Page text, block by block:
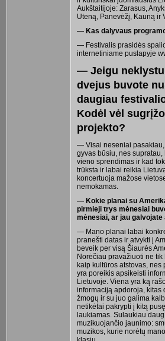
Aukštaitijoje: Zarasus,
Uteną, Panevėžį, Kauną ir
— Kas dalyvaus
— Festivalis prasidės
internetiniame puslapyje
— Jeigu
dvejus buvote
daugiau
Kodėl vėl
projekto?
— Visai neseniai pasakiau,
gyvas būsiu, nes
vieno sprendimas ir kad
trūksta ir labai reikia
koncertuoja mažose
nemokamas.
— Kokie planai su
pirmieji trys mėnesiai
mėnesiai, ar jau
— Mano planai labai
pranešti datas ir atvykti į
beveik per visą Šiaurės
Norėčiau pravažiuoti ne
kaip kultūros atstovas,
yra poreikis apsikeisti
Lietuvoje. Viena yra ką
informaciją apdoroja, kitas
žmogų ir su juo galima
netikėtai pakrypti į kitą
laukiamas. Sulaukiau
muzikuojančio jaunimo:
muzikos, kurie norėtų